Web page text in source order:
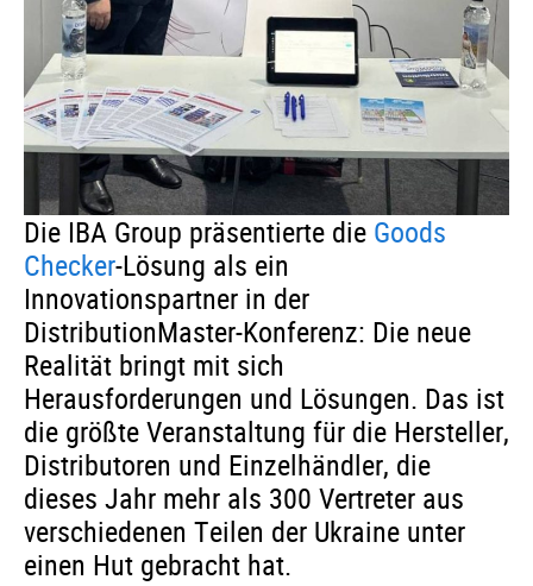
Die IBA Group präsentierte die Goods
Checker-Lösung als ein
Innovationspartner in der
DistributionMaster-Konferenz: Die neue
Realität bringt mit sich
Herausforderungen und Lösungen. Das ist
die größte Veranstaltung für die Hersteller,
Distributoren und Einzelhändler, die
dieses Jahr mehr als 300 Vertreter aus
verschiedenen Teilen der Ukraine unter
einen Hut gebracht hat.